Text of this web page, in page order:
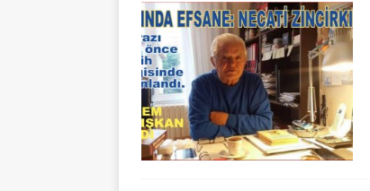
AYPA